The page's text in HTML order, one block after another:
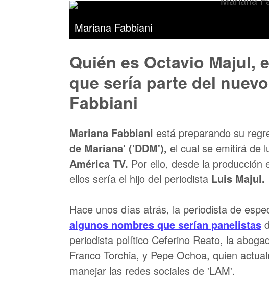
Mariana Fabbiani
Quién es Octavio Majul,
que sería parte del
Fabbiani
Mariana Fabbiani está preparando su
de Mariana' ('DDM'), el cual se emitirá de
América TV. Por ello, desde la producción
ellos sería el hijo del periodista Luis Majul.
Hace unos días atrás, la periodista de
algunos nombres que serían panelistas
periodista político Ceferino Reato, la
Franco Torchia, y Pepe Ochoa, quien
manejar las redes sociales de 'LAM'.